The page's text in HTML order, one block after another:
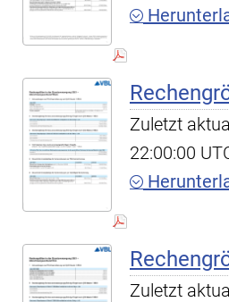
Zuletzt
22:00:00
Zuletzt